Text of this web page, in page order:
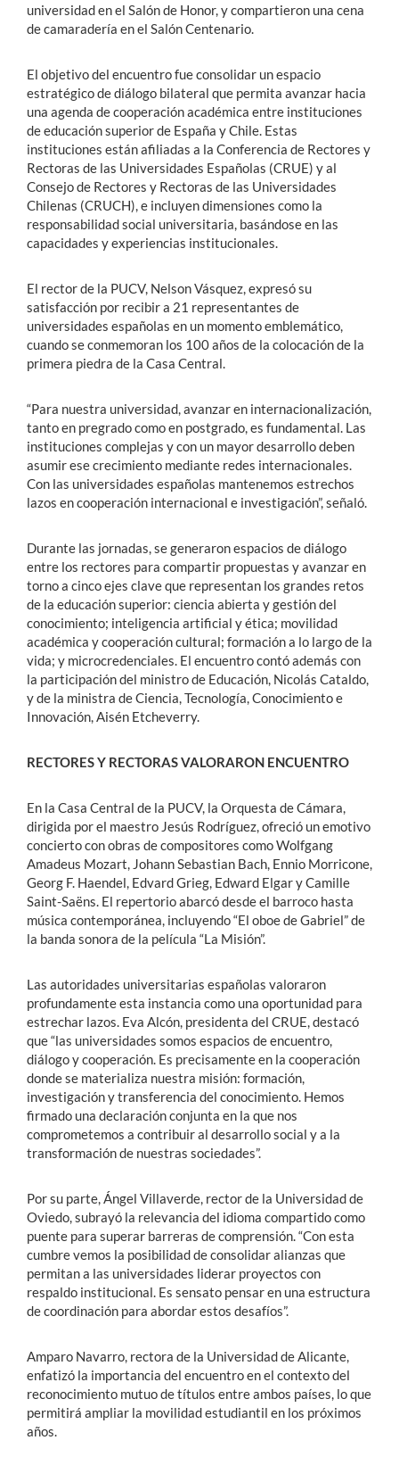
universidad en el Salón de Honor, y compartieron una cena
de camaradería en el Salón Centenario.
El objetivo del encuentro fue consolidar un espacio
estratégico de diálogo bilateral que permita avanzar hacia
una agenda de cooperación académica entre instituciones
de educación superior de España y Chile. Estas
instituciones están afiliadas a la Conferencia de Rectores y
Rectoras de las Universidades Españolas (CRUE) y al
Consejo de Rectores y Rectoras de las Universidades
Chilenas (CRUCH), e incluyen dimensiones como la
responsabilidad social universitaria, basándose en las
capacidades y experiencias institucionales.
El rector de la PUCV, Nelson Vásquez, expresó su
satisfacción por recibir a 21 representantes de
universidades españolas en un momento emblemático,
cuando se conmemoran los 100 años de la colocación de la
primera piedra de la Casa Central.
“Para nuestra universidad, avanzar en internacionalización,
tanto en pregrado como en postgrado, es fundamental. Las
instituciones complejas y con un mayor desarrollo deben
asumir ese crecimiento mediante redes internacionales.
Con las universidades españolas mantenemos estrechos
lazos en cooperación internacional e investigación”, señaló.
Durante las jornadas, se generaron espacios de diálogo
entre los rectores para compartir propuestas y avanzar en
torno a cinco ejes clave que representan los grandes retos
de la educación superior: ciencia abierta y gestión del
conocimiento; inteligencia artificial y ética; movilidad
académica y cooperación cultural; formación a lo largo de la
vida; y microcredenciales. El encuentro contó además con
la participación del ministro de Educación, Nicolás Cataldo,
y de la ministra de Ciencia, Tecnología, Conocimiento e
Innovación, Aisén Etcheverry.
RECTORES Y RECTORAS VALORARON ENCUENTRO
En la Casa Central de la PUCV, la Orquesta de Cámara,
dirigida por el maestro Jesús Rodríguez, ofreció un emotivo
concierto con obras de compositores como Wolfgang
Amadeus Mozart, Johann Sebastian Bach, Ennio Morricone,
Georg F. Haendel, Edvard Grieg, Edward Elgar y Camille
Saint-Saëns. El repertorio abarcó desde el barroco hasta
música contemporánea, incluyendo “El oboe de Gabriel” de
la banda sonora de la película “La Misión”.
Las autoridades universitarias españolas valoraron
profundamente esta instancia como una oportunidad para
estrechar lazos. Eva Alcón, presidenta del CRUE, destacó
que “las universidades somos espacios de encuentro,
diálogo y cooperación. Es precisamente en la cooperación
donde se materializa nuestra misión: formación,
investigación y transferencia del conocimiento. Hemos
firmado una declaración conjunta en la que nos
comprometemos a contribuir al desarrollo social y a la
transformación de nuestras sociedades”.
Por su parte, Ángel Villaverde, rector de la Universidad de
Oviedo, subrayó la relevancia del idioma compartido como
puente para superar barreras de comprensión. “Con esta
cumbre vemos la posibilidad de consolidar alianzas que
permitan a las universidades liderar proyectos con
respaldo institucional. Es sensato pensar en una estructura
de coordinación para abordar estos desafíos”.
Amparo Navarro, rectora de la Universidad de Alicante,
enfatizó la importancia del encuentro en el contexto del
reconocimiento mutuo de títulos entre ambos países, lo que
permitirá ampliar la movilidad estudiantil en los próximos
años.